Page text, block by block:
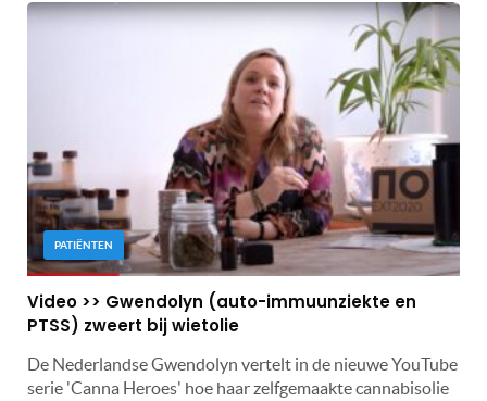
PATIËNTEN
Video >> Gwendolyn (auto-immuunziekte en
PTSS) zweert bij wietolie
De Nederlandse Gwendolyn vertelt in de nieuwe YouTube
serie 'Canna Heroes' hoe haar zelfgemaakte cannabisolie